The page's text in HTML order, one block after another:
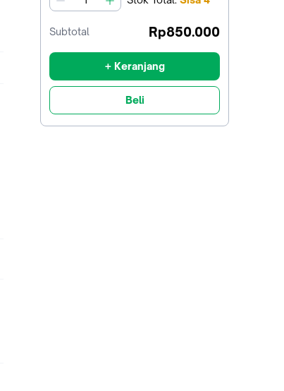
jumlah
Subtotal Rp850.000
+ Keranjang
Beli